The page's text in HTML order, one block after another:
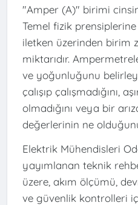
"Amper (A)" birimi
Temel fizik
iletken üzerinden birim
miktarıdır.
ve yoğunluğunu
çalışıp çalışmadığını,
olmadığını veya bir
değerlerinin ne
Elektrik Mühendisleri
yayımlanan teknik
üzere, akım ölçümü,
ve güvenlik kontrolleri